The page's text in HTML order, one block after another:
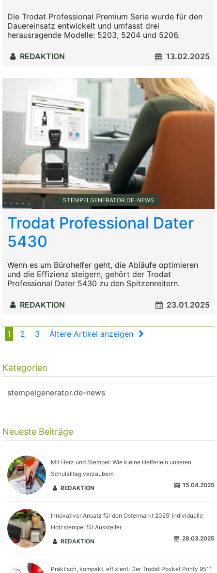
Die Trodat Professional Premium Serie wurde für den
Dauereinsatz entwickelt und umfasst drei
herausragende Modelle: 5203, 5204 und 5206.
REDAKTION 13.02.2025
STEMPELGENERATOR.DE-NEWS
Trodat Professional Dater
5430
Wenn es um Bürohelfer geht, die Abläufe optimieren
und die Effizienz steigern, gehört der Trodat
Professional Dater 5430 zu den Spitzenreitern.
REDAKTION 23.01.2025
1 2 3 Ältere Artikel anzeigen
Kategorien
stempelgenerator.de-news
Neueste Beiträge
Mit Herz und Stempel: Wie kleine Helferlein unseren
Schulalltag verzaubern
REDAKTION
15.04.2025
Innovativer Ansatz für den Ostermarkt 2025: Individuelle
Holzstempel für Aussteller
REDAKTION
28.03.2025
Praktisch, kompakt, effizient: Der Trodat Pocket Printy 9511